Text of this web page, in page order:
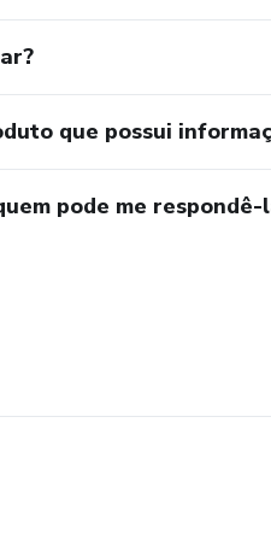
que possui
pode me respondê-